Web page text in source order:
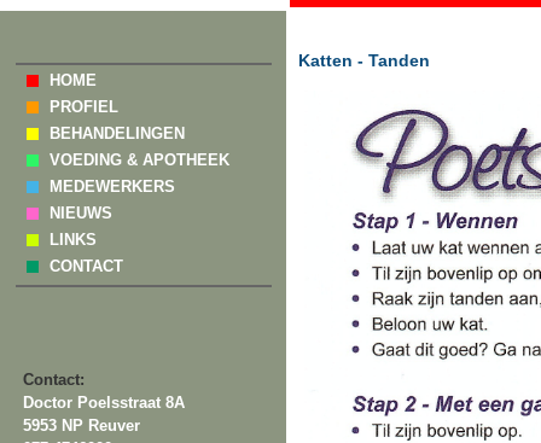
HOME
PROFIEL
BEHANDELINGEN
VOEDING & APOTHEEK
MEDEWERKERS
NIEUWS
LINKS
CONTACT
Contact:
Doctor Poelsstraat 8A
5953 NP Reuver
Katten - Tanden